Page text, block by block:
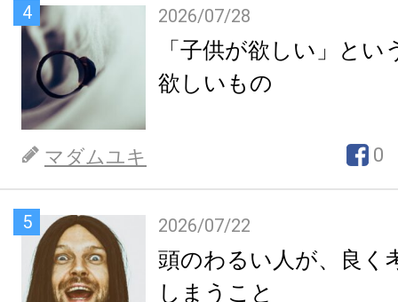
4 2026/07/28
「子供が欲しい」とい
欲しいもの
マダムユキ 0
5 2026/07/22
頭のわるい人が、良く
しまうこと